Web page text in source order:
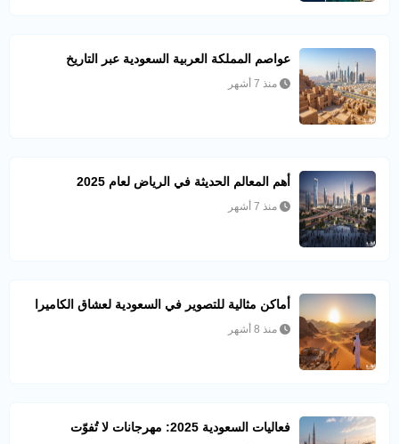
عواصم المملكة العربية السعودية عبر التاريخ
منذ 7 أشهر
أهم المعالم الحديثة في الرياض لعام 2025
منذ 7 أشهر
أماكن مثالية للتصوير في السعودية لعشاق الكاميرا
منذ 8 أشهر
فعاليات السعودية 2025: مهرجانات لا تُفوّت